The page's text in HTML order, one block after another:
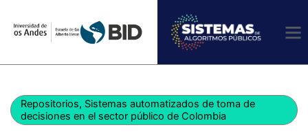
Repositorios, Sistemas automatizados de toma de
decisiones en el sector público de Colombia